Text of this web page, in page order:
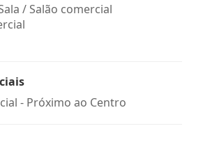
/ Salão comercial
- Próximo ao Centro